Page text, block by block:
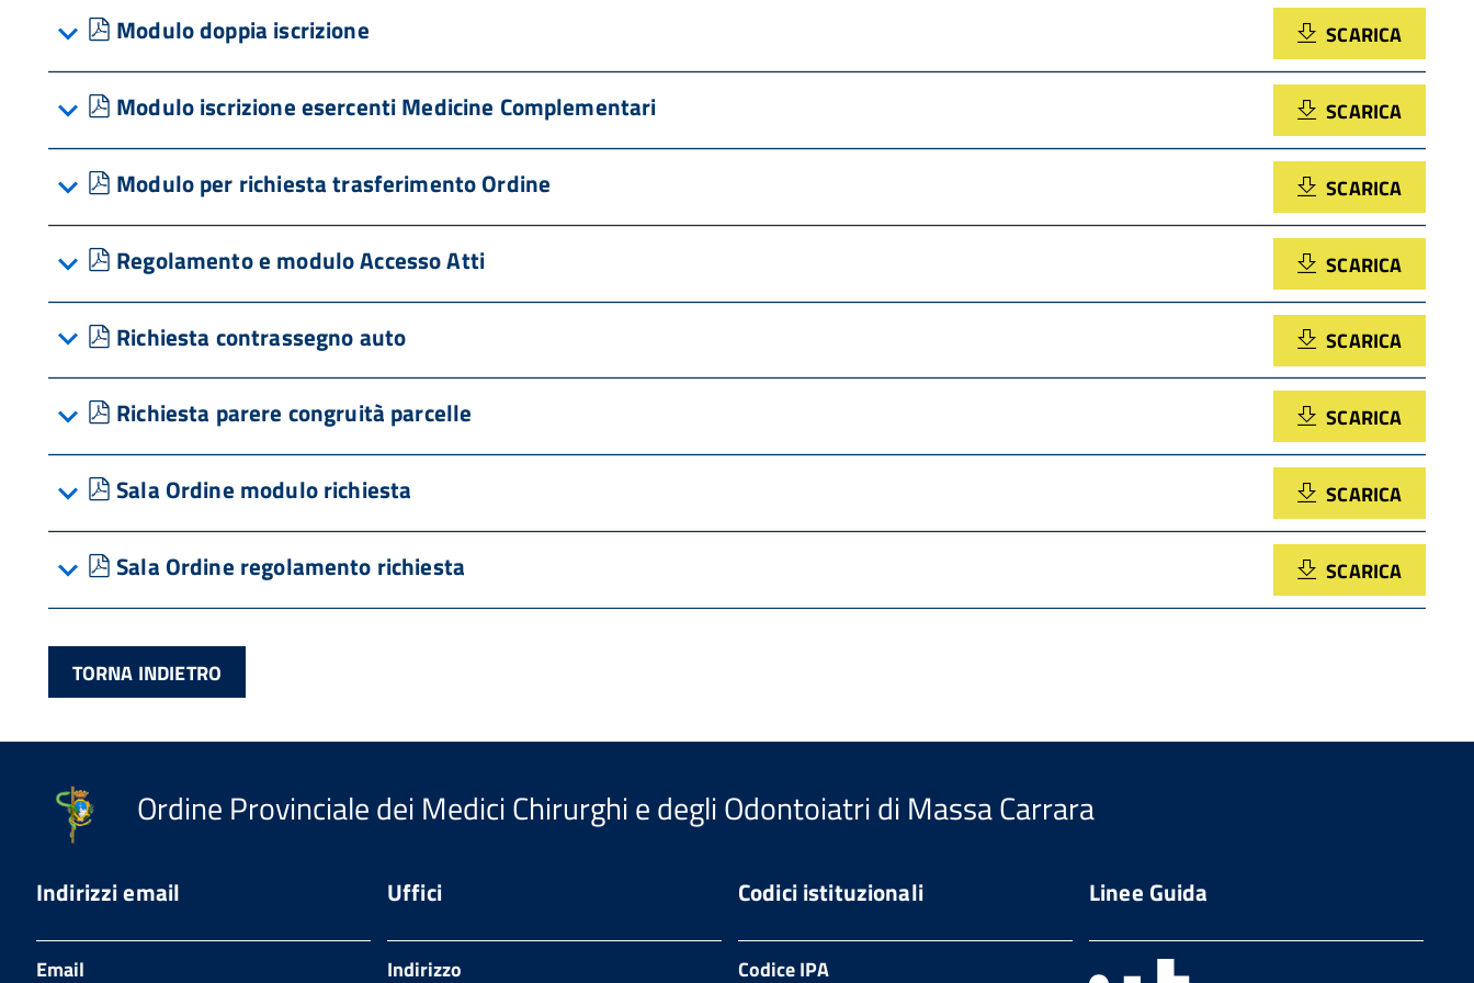
pdf
Modulo doppia iscrizione SCARICA
pdf
Modulo iscrizione esercenti Medicine Complementari SCARICA
pdf
Modulo per richiesta trasferimento Ordine SCARICA
pdf
Regolamento e modulo Accesso Atti SCARICA
pdf
Richiesta contrassegno auto SCARICA
pdf
Richiesta parere congruità parcelle SCARICA
pdf
Sala Ordine modulo richiesta SCARICA
pdf
Sala Ordine regolamento richiesta SCARICA
TORNA INDIETRO
Ordine Provinciale dei Medici Chirurghi e degli Odontoiatri di Massa Carrara
Indirizzi email
Email
Uffici
Indirizzo
Codici istituzionali
Codice IPA
Linee Guida